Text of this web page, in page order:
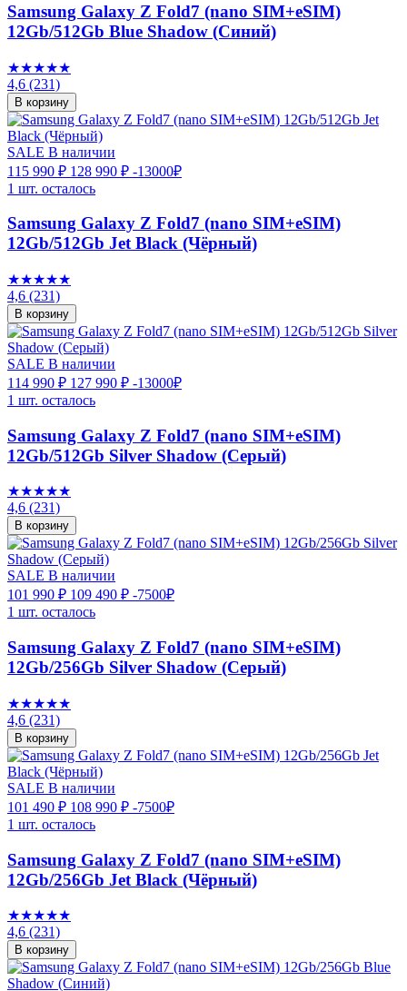
Samsung Galaxy Z Fold7 (nano SIM+eSIM)
12Gb/512Gb Blue Shadow (Синий)
★★★★★
4,6 (231)
В корзину
SALE В наличии
115 990 ₽ 128 990 ₽ -13000₽
1 шт. осталось
Samsung Galaxy Z Fold7 (nano SIM+eSIM)
12Gb/512Gb Jet Black (Чёрный)
★★★★★
4,6 (231)
В корзину
SALE В наличии
114 990 ₽ 127 990 ₽ -13000₽
1 шт. осталось
Samsung Galaxy Z Fold7 (nano SIM+eSIM)
12Gb/512Gb Silver Shadow (Серый)
★★★★★
4,6 (231)
В корзину
SALE В наличии
101 990 ₽ 109 490 ₽ -7500₽
1 шт. осталось
Samsung Galaxy Z Fold7 (nano SIM+eSIM)
12Gb/256Gb Silver Shadow (Серый)
★★★★★
4,6 (231)
В корзину
SALE В наличии
101 490 ₽ 108 990 ₽ -7500₽
1 шт. осталось
Samsung Galaxy Z Fold7 (nano SIM+eSIM)
12Gb/256Gb Jet Black (Чёрный)
★★★★★
4,6 (231)
В корзину